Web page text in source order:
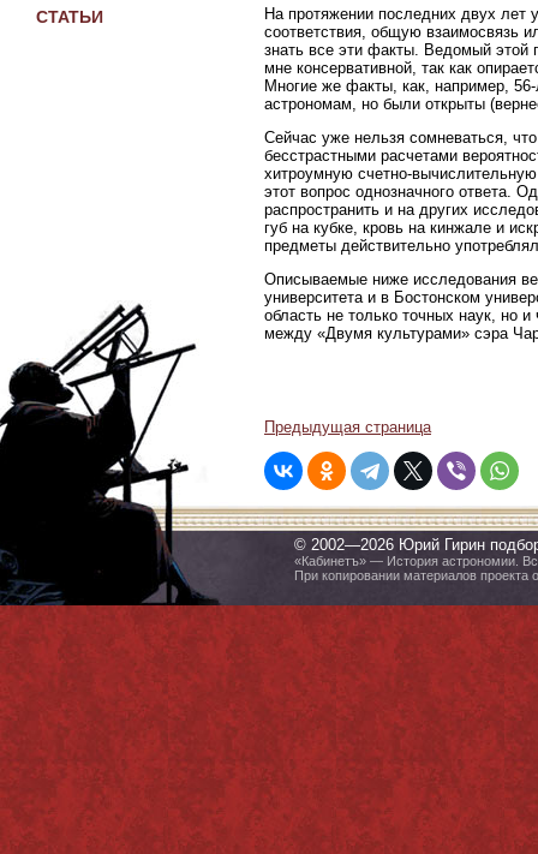
СТАТЬИ
На протяжении последних двух лет
соответствия, общую взаимосвязь
знать все эти факты. Ведомый этой
мне консервативной, так как
Многие же факты, как, например,
астрономам, но были открыты
Сейчас уже нельзя сомневаться,
бесстрастными расчетами
хитроумную счетно-
этот вопрос однозначного ответа.
распространить и на других
губ на кубке, кровь на кинжале и
предметы действительно
Описываемые ниже исследования
университета и в Бостонском
область не только точных наук, но
между «Двумя культурами» сэра
Предыдущая страница
© 2002—2026 Юрий Гирин
«Кабинетъ» — История астрономии.
При копировании материалов проекта